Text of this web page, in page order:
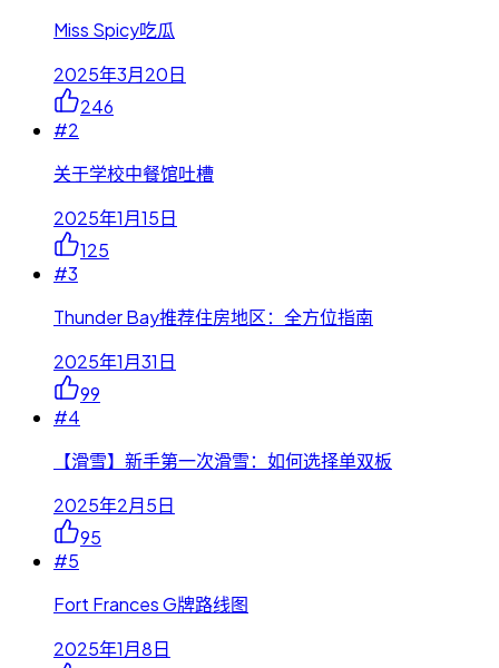
Miss Spicy吃瓜
2025年3月20日
246
#2
关于学校中餐馆吐槽
2025年1月15日
125
#3
Thunder Bay推荐住房地区：全方位指南
2025年1月31日
99
#4
【滑雪】新手第一次滑雪：如何选择单双板
2025年2月5日
95
#5
Fort Frances G牌路线图
2025年1月8日